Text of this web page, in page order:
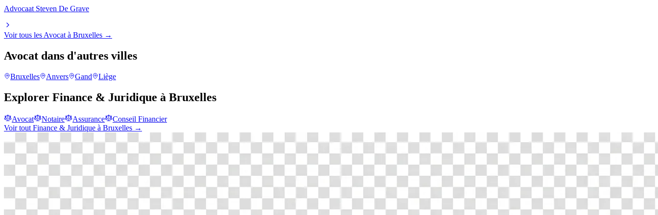
Advocaat Steven De Grave
Voir tous les Avocat à Bruxelles →
Avocat dans d'autres villes
Bruxelles Anvers Gand Liège
Explorer Finance & Juridique à Bruxelles
Avocat Notaire Assurance
Conseil Financier
Voir tout Finance & Juridique à Bruxelles →